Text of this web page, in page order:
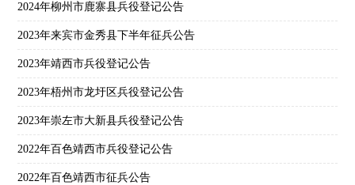
2024年柳州市鹿寨县兵役登记公告
2023年来宾市金秀县下半年征兵公告
2023年靖西市兵役登记公告
2023年梧州市龙圩区兵役登记公告
2023年崇左市大新县兵役登记公告
2022年百色靖西市兵役登记公告
2022年百色靖西市征兵公告